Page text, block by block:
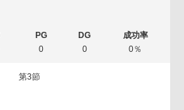
0 0 0％
第3節